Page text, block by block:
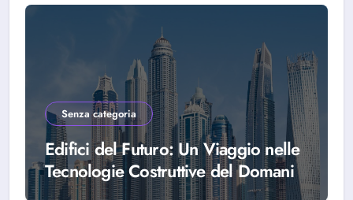
Senza categoria
Edifici del Futuro: Un Viaggio nelle
Tecnologie Costruttive del Domani